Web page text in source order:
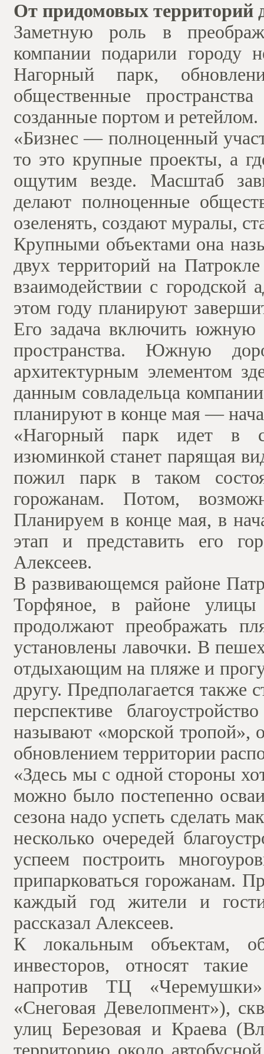
От придомовых территорий
Заметную роль в
компании подарили городу
Нагорный парк,
общественные
созданные портом и ретейлом.
«Бизнес — полноценный
то это крупные проекты, а
ощутим везде. Масштаб
делают полноценные
озеленять, создают муралы,
Крупными объектами она
двух территорий на
взаимодействии с
этом году планируют
Его задача включить
пространства. Южную
архитектурным элементом
данным совладельца
планируют в конце мая —
«Нагорный парк идет в
изюминкой станет парящая
пожил парк в таком
горожанам. Потом,
Планируем в конце мая, в
этап и представить его
Алексеев.
В развивающемся районе
Торфяное, в районе
продолжают преображать
установлены лавочки. В
отдыхающим на пляже и
другу. Предполагается также
перспективе
называют «морской тропой»,
обновлением территории
«Здесь мы с одной стороны
можно было постепенно
сезона надо успеть сделать
несколько очередей
успеем построить
припарковаться горожанам.
каждый год жители и
рассказал Алексеев.
К локальным объектам,
инвесторов, относят
напротив ТЦ
«Снеговая Девелопмент»),
улиц Березовая и Краева